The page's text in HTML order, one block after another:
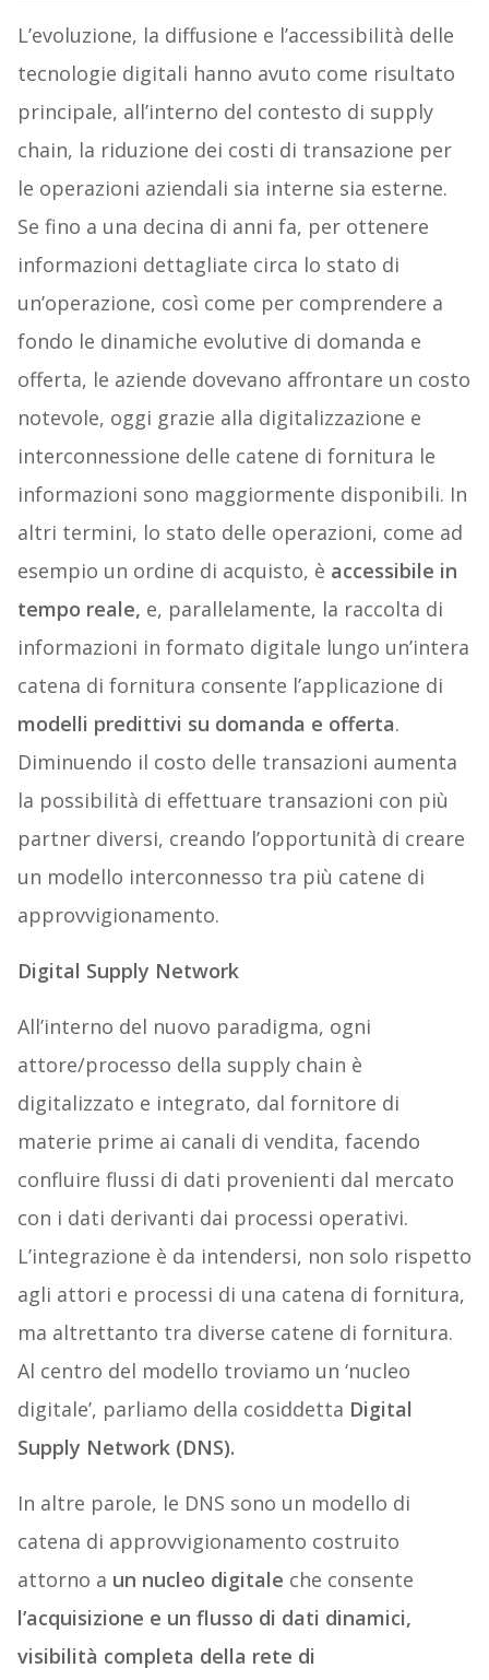
L’evoluzione, la diffusione e l’accessibilità delle
tecnologie digitali hanno avuto come risultato
principale, all’interno del contesto di supply
chain, la riduzione dei costi di transazione per
le operazioni aziendali sia interne sia esterne.
Se fino a una decina di anni fa, per ottenere
informazioni dettagliate circa lo stato di
un’operazione, così come per comprendere a
fondo le dinamiche evolutive di domanda e
offerta, le aziende dovevano affrontare un costo
notevole, oggi grazie alla digitalizzazione e
interconnessione delle catene di fornitura le
informazioni sono maggiormente disponibili. In
altri termini, lo stato delle operazioni, come ad
esempio un ordine di acquisto, è accessibile in
tempo reale, e, parallelamente, la raccolta di
informazioni in formato digitale lungo un’intera
catena di fornitura consente l’applicazione di
modelli predittivi su domanda e offerta.
Diminuendo il costo delle transazioni aumenta
la possibilità di effettuare transazioni con più
partner diversi, creando l’opportunità di creare
un modello interconnesso tra più catene di
approvvigionamento.
Digital Supply Network
All’interno del nuovo paradigma, ogni
attore/processo della supply chain è
digitalizzato e integrato, dal fornitore di
materie prime ai canali di vendita, facendo
confluire flussi di dati provenienti dal mercato
con i dati derivanti dai processi operativi.
L’integrazione è da intendersi, non solo rispetto
agli attori e processi di una catena di fornitura,
ma altrettanto tra diverse catene di fornitura.
Al centro del modello troviamo un ‘nucleo
digitale’, parliamo della cosiddetta Digital
Supply Network (DNS).
In altre parole, le DNS sono un modello di
catena di approvvigionamento costruito
attorno a un nucleo digitale che consente
l’acquisizione e un flusso di dati dinamici,
visibilità completa della rete di